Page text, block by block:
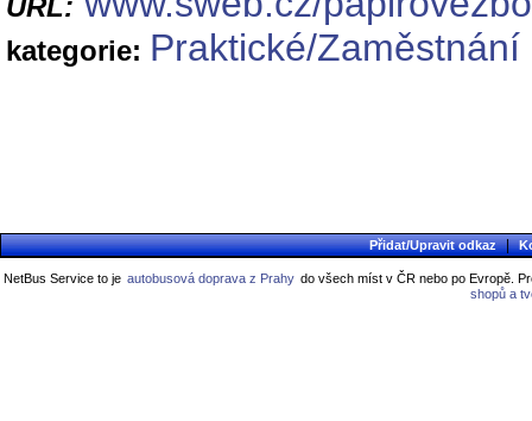
URL:
kategorie: Praktické/
Přidat/Upravit odkaz |
NetBus Service to je autobusová doprava z Prahy do všech míst v ČR nebo po Evropě.
shopů a